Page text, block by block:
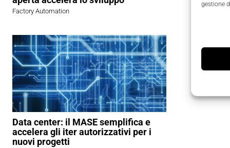
gestione
Factory Automation
Data center: il MASE semplifica e
accelera gli iter autorizzativi per i
nuovi progetti